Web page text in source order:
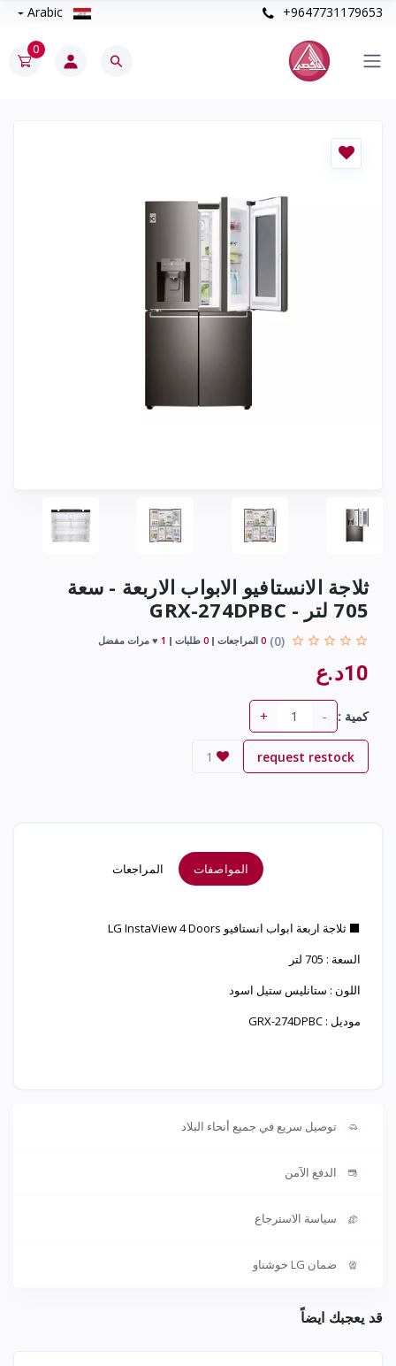
+9647731179653
0
ثلاجة الانستافيو الابواب الاربعة - سعة
705 لتر - GRX-274DPBC
(0)
0 المراجعات 0 طلبات 1 ♥ مرات مفضل
10د.ع
كمية : -
+
request restock
1
المواصفات المراجعات
⬛ ثلاجة اربعة ابواب انستافيو LG InstaView 4 Doors
السعة : 705 لتر
اللون : ستانليس ستيل اسود
موديل : GRX-274DPBC
توصيل سريع في جميع أنحاء البلاد
الدفع الآمن
سياسة الاسترجاع
ضمان LG خوشناو
قد يعجبك ايضاً